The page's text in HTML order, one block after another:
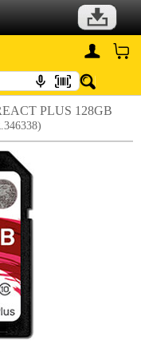
PLUS 128GB